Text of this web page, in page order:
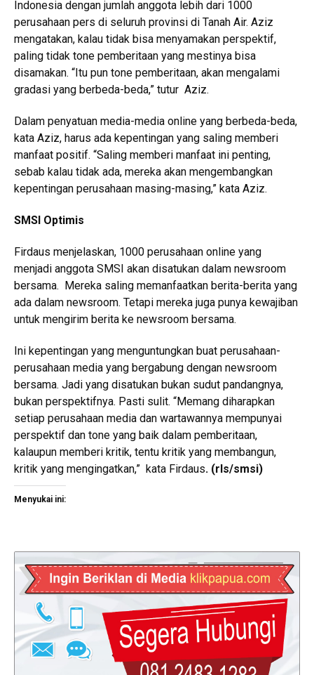
Indonesia dengan jumlah anggota lebih dari 1000
perusahaan pers di seluruh provinsi di Tanah Air. Aziz
mengatakan, kalau tidak bisa menyamakan perspektif,
paling tidak tone pemberitaan yang mestinya bisa
disamakan. “Itu pun tone pemberitaan, akan mengalami
gradasi yang berbeda-beda,” tutur Aziz.
Dalam penyatuan media-media online yang berbeda-beda,
kata Aziz, harus ada kepentingan yang saling memberi
manfaat positif. “Saling memberi manfaat ini penting,
sebab kalau tidak ada, mereka akan mengembangkan
kepentingan perusahaan masing-masing,” kata Aziz.
SMSI Optimis
Firdaus menjelaskan, 1000 perusahaan online yang
menjadi anggota SMSI akan disatukan dalam newsroom
bersama. Mereka saling memanfaatkan berita-berita yang
ada dalam newsroom. Tetapi mereka juga punya kewajiban
untuk mengirim berita ke newsroom bersama.
Ini kepentingan yang menguntungkan buat perusahaan-
perusahaan media yang bergabung dengan newsroom
bersama. Jadi yang disatukan bukan sudut pandangnya,
bukan perspektifnya. Pasti sulit. “Memang diharapkan
setiap perusahaan media dan wartawannya mempunyai
perspektif dan tone yang baik dalam pemberitaan,
kalaupun memberi kritik, tentu kritik yang membangun,
kritik yang mengingatkan,” kata Firdaus. (rls/smsi)
Menyukai ini: